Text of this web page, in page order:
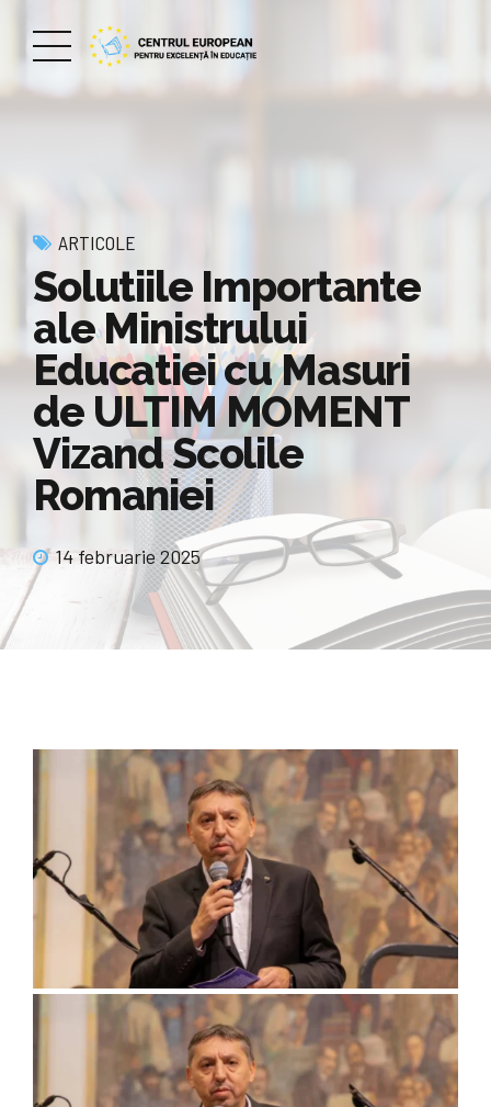
ARTICOLE
Solutiile Importante
ale Ministrului
Educatiei cu Masuri
de ULTIM MOMENT
Vizand Scolile
Romaniei
14 februarie 2025